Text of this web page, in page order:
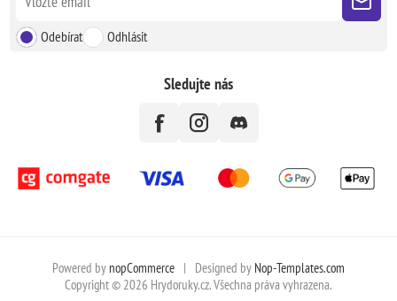
Odebírat Odhlásit
Sledujte nás
Powered by nopCommerce | Designed by Nop-Templates.com
Copyright © 2026 Hrydoruky.cz. Všechna práva vyhrazena.